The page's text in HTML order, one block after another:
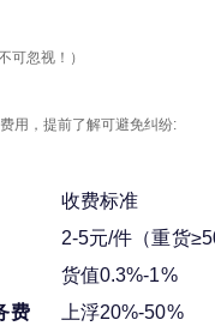
可忽视！）
用，提前了解可避免纠纷:
收费标准
2-5元/件（重货
货值0.3%-1%
费
上浮20%-50%